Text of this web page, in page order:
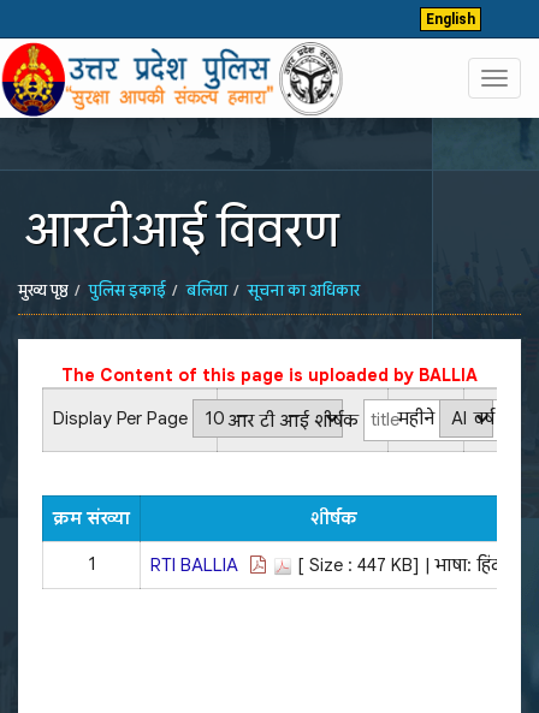
English
आरटीआई विवरण
मुख्य पृष्ठ पुलिस इकाई बलिया सूचना का अधिकार
The Content of this page is uploaded by BALLIA
Display Per Page
आर टी आई शीर्षक महीने वर्ष
क्रम संख्या शीर्षक
1 RTI BALLIA [ Size : 447 KB] | भाषा: हिंदी |